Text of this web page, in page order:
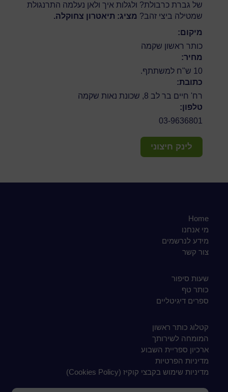
של גברת כרבולת? ולגלות איך ולאן נעלמה התרנגולת
שמטילה ביצי זהב? מציג: תיאטרון צחוקלה.
מיקום:
כותר ראשון שקמה
מחיר:
10 ש"ח למשתתף.
כתובת:
רח' חיים בר לב 8, שכונת נאות שקמה
טלפון:
03-9636801
לינק חיצוני
Home
מי אנחנו
מידע לנרשמים
צור קשר
שעות סיפור
כותר טף
ספרים דיגיטליים
קטלוג כותר ראשון
המומחה לשירותך
ארכיון ספריית השבוע
מדיניות הפרטיות
מדיניות שימוש בקבצי קוקיז (Cookies Policy)